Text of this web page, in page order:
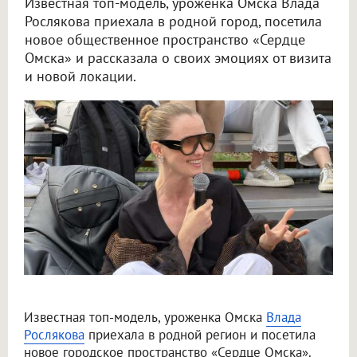
Рослякова приехала в родной город, посетила
новое общественное пространство «Сердце
Омска» и рассказала о своих эмоциях от визита
и новой локации.
Известная топ-модель, уроженка Омска Влада
Рослякова приехала в родной регион и посетила
новое городское пространство «Сердце Омска».